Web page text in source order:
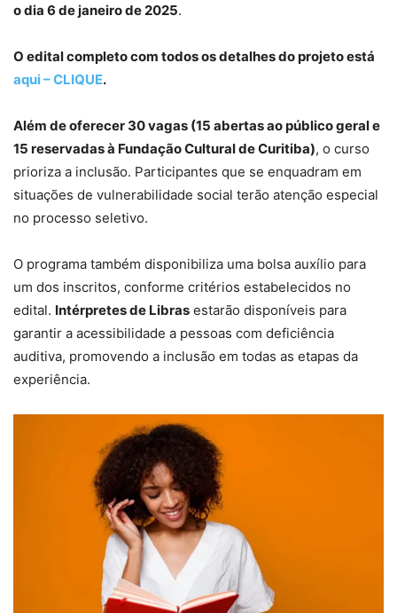
o dia 6 de janeiro de 2025.
O edital completo com todos os detalhes do projeto está
aqui – CLIQUE.
Além de oferecer 30 vagas (15 abertas ao público geral e
15 reservadas à Fundação Cultural de Curitiba), o curso
prioriza a inclusão. Participantes que se enquadram em
situações de vulnerabilidade social terão atenção especial
no processo seletivo.
O programa também disponibiliza uma bolsa auxílio para
um dos inscritos, conforme critérios estabelecidos no
edital. Intérpretes de Libras estarão disponíveis para
garantir a acessibilidade a pessoas com deficiência
auditiva, promovendo a inclusão em todas as etapas da
experiência.